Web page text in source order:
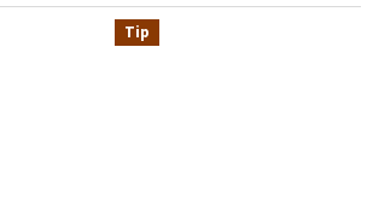
v
ideální
arboristy po celém světě.
Profesionálům, kteří pracují na
tak vysoké...
Tip